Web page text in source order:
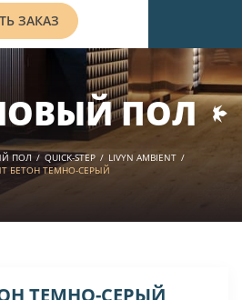
ЗАКАЗ
ПОЛ
ПОЛ / QUICK-STEP / LIVYN AMBIENT /
БЕТОН ТЕМНО-СЕРЫЙ
ТЕМНО-СЕРЫЙ